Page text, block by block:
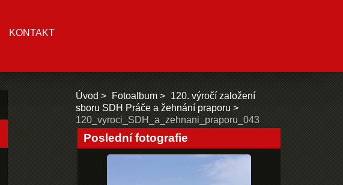
KONTAKT
Úvod Fotoalbum
120. výročí založení
sboru SDH Práče a žehnání praporu
120_vyroci_SDH_a_zehnani_praporu_043
Poslední fotografie